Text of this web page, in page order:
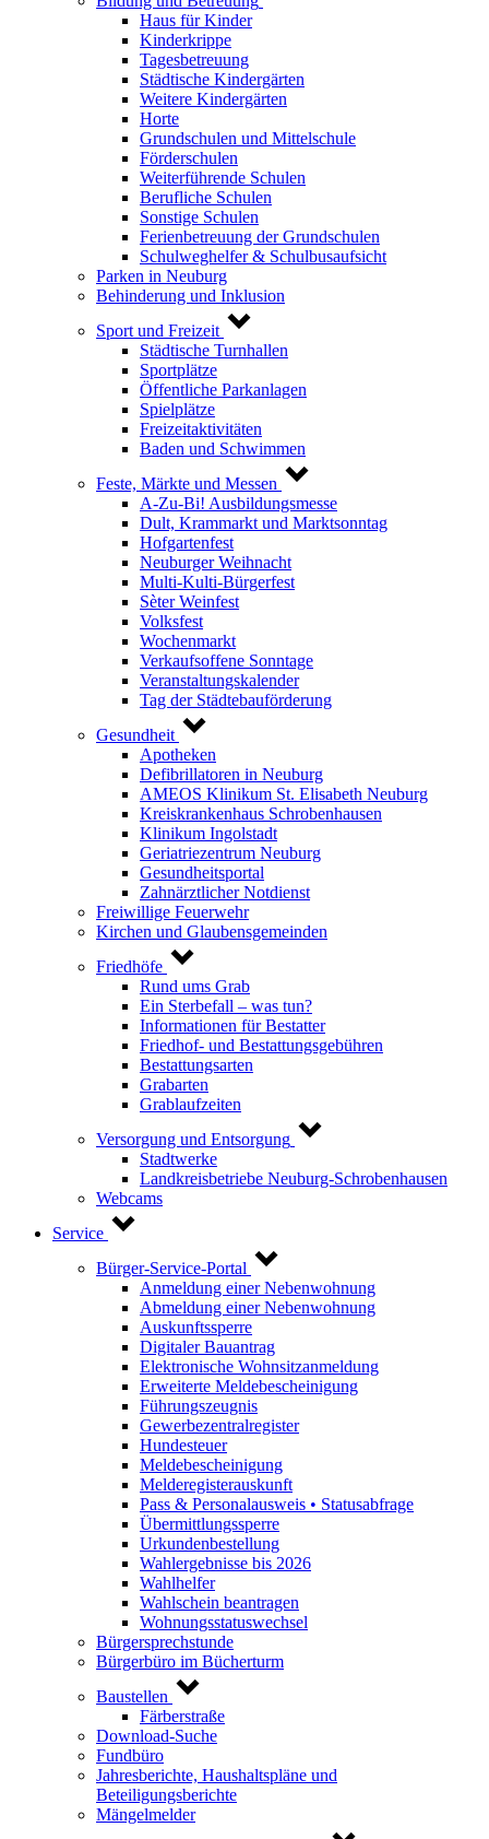
Haus für Kinder
Kinderkrippe
Tagesbetreuung
Städtische Kindergärten
Weitere Kindergärten
Horte
Grundschulen und Mittelschule
Förderschulen
Weiterführende Schulen
Berufliche Schulen
Sonstige Schulen
Ferienbetreuung der Grundschulen
Schulweghelfer & Schulbusaufsicht
Parken in Neuburg
Behinderung und Inklusion
Sport und Freizeit
Städtische Turnhallen
Sportplätze
Öffentliche Parkanlagen
Spielplätze
Freizeitaktivitäten
Baden und Schwimmen
Feste, Märkte und Messen
A-Zu-Bi! Ausbildungsmesse
Dult, Krammarkt und Marktsonntag
Hofgartenfest
Neuburger Weihnacht
Multi-Kulti-Bürgerfest
Sèter Weinfest
Volksfest
Wochenmarkt
Verkaufsoffene Sonntage
Veranstaltungskalender
Tag der Städtebauförderung
Gesundheit
Apotheken
Defibrillatoren in Neuburg
AMEOS Klinikum St. Elisabeth Neuburg
Kreiskrankenhaus Schrobenhausen
Klinikum Ingolstadt
Geriatriezentrum Neuburg
Gesundheitsportal
Zahnärztlicher Notdienst
Freiwillige Feuerwehr
Kirchen und Glaubensgemeinden
Friedhöfe
Rund ums Grab
Ein Sterbefall – was tun?
Informationen für Bestatter
Friedhof- und Bestattungsgebühren
Bestattungsarten
Grabarten
Grablaufzeiten
Versorgung und Entsorgung
Stadtwerke
Landkreisbetriebe Neuburg-Schrobenhausen
Webcams
Service
Bürger-Service-Portal
Anmeldung einer Nebenwohnung
Abmeldung einer Nebenwohnung
Auskunftssperre
Digitaler Bauantrag
Elektronische Wohnsitzanmeldung
Erweiterte Meldebescheinigung
Führungszeugnis
Gewerbezentralregister
Hundesteuer
Meldebescheinigung
Melderegisterauskunft
Pass & Personalausweis • Statusabfrage
Übermittlungssperre
Urkundenbestellung
Wahlergebnisse bis 2026
Wahlhelfer
Wahlschein beantragen
Wohnungsstatuswechsel
Bürgersprechstunde
Bürgerbüro im Bücherturm
Baustellen
Färberstraße
Download-Suche
Fundbüro
Jahresberichte, Haushaltspläne und
Beteiligungsberichte
Mängelmelder